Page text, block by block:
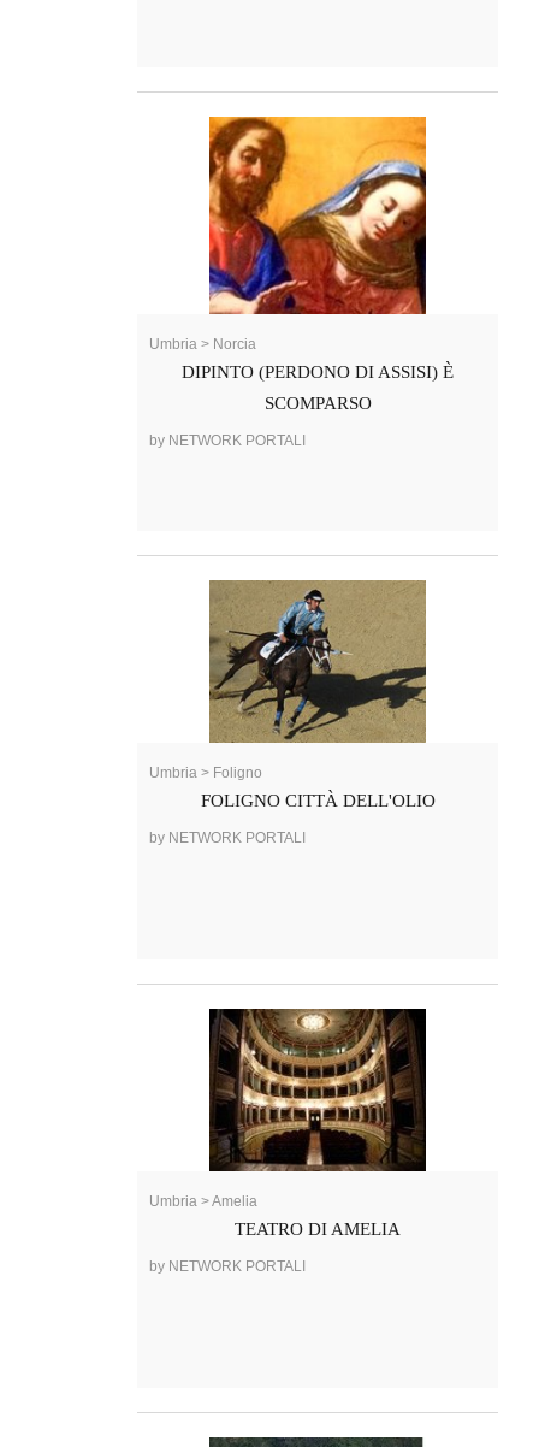
Umbria > Norcia
DIPINTO (PERDONO DI ASSISI) È
SCOMPARSO
by NETWORK PORTALI
Umbria > Foligno
FOLIGNO CITTÀ DELL'OLIO
by NETWORK PORTALI
Umbria > Amelia
TEATRO DI AMELIA
by NETWORK PORTALI